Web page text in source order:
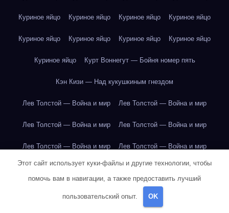
Куриное яйцо Куриное яйцо Куриное яйцо Куриное яйцо
Куриное яйцо Куриное яйцо Куриное яйцо Куриное яйцо
Куриное яйцо Курт Воннегут — Бойня номер пять
Кэн Кизи — Над кукушкиным гнездом
Лев Толстой — Война и мир Лев Толстой — Война и мир
Лев Толстой — Война и мир Лев Толстой — Война и мир
Лев Толстой — Война и мир Лев Толстой — Война и мир
Лев Толстой — Война и мир Лев Толстой — Война и мир
Лев Толстой — Война и мир
Этот сайт использует куки-файлы и другие технологии, чтобы
помочь вам в навигации, а также предоставить лучший
пользовательский опыт. OK